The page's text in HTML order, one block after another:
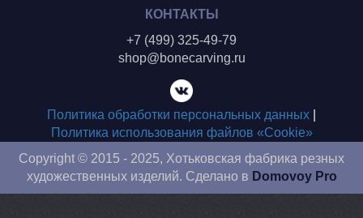
КОНТАКТЫ
+7 (499) 325-49-79
shop@bonecarving.ru
Политика обработки персональных данных
Политика использования файлов «Cookie»
Copyright © 2015 - 2025, Хотьковская фабрика резных
художественных изделий. Сделано в Domovoy Pro